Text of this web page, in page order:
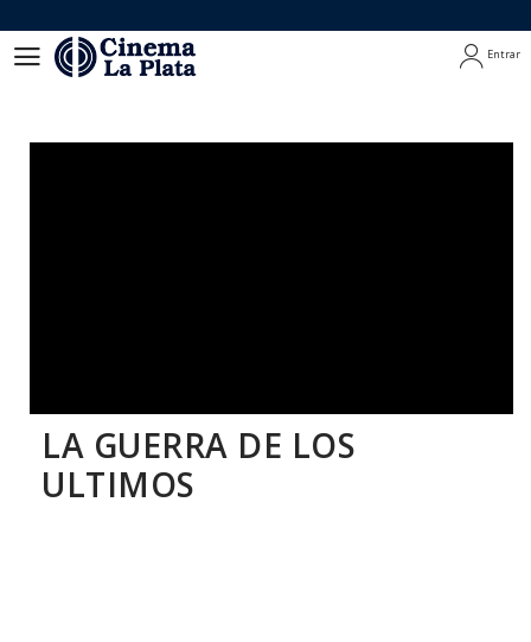
Entrar
LA GUERRA DE LOS
ULTIMOS